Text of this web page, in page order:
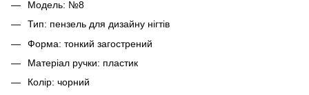
Модель: №8
Тип: пензель для дизайну нігтів
Форма: тонкий загострений
Матеріал ручки: пластик
Колір: чорний